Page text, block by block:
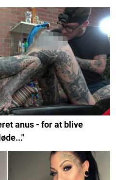
anus - for at blive